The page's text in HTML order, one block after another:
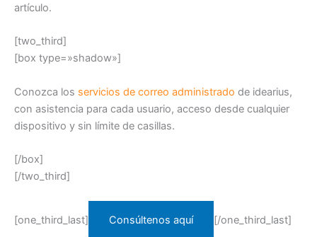
artículo.
[two_third]
[box type=»shadow»]
Conozca los servicios de correo administrado de idearius,
con asistencia para cada usuario, acceso desde cualquier
dispositivo y sin límite de casillas.
[/box]
[/two_third]
[one_third_last] Consúltenos aquí [/one_third_last]